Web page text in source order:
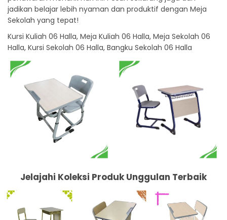
jadikan belajar lebih nyaman dan produktif dengan Meja
Sekolah yang tepat!
Kursi Kuliah 06 Halla, Meja Kuliah 06 Halla, Meja Sekolah 06
Halla, Kursi Sekolah 06 Halla, Bangku Sekolah 06 Halla
Jelajahi Koleksi Produk Unggulan Terbaik